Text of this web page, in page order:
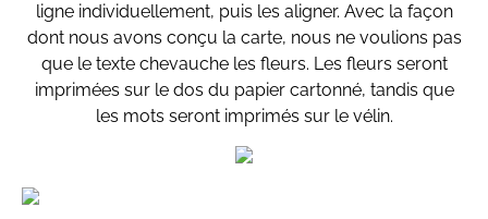
ligne individuellement, puis les aligner. Avec la façon
dont nous avons conçu la carte, nous ne voulions pas
que le texte chevauche les fleurs. Les fleurs seront
imprimées sur le dos du papier cartonné, tandis que
les mots seront imprimés sur le vélin.